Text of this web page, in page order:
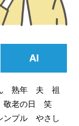
AI
熟年 夫 祖
老の日 笑
プル やさし